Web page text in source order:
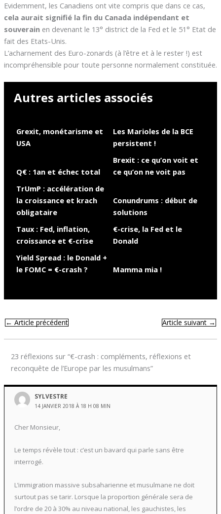
Evidemment, les Canadiens ont vite compris que dans ce cas,
cela aurait signifié la fin du Canada indépendant et
souverain en devenant le 13° district de la Fed et le 51° Etat de
fait des Etats-Unis.
L’acharnement des Euro-zonards (à l’être et à le rester !) est
incompréhensible pour toute personne normalement constituée.
Autres articles associés
Grexit, monétarisme et
USA
Les Marioles de la BCE
persistent !
Q€ : 1an et échec total
Brexit : ce qu’on voit et
ce qu’on ne voit pas
TrUmP : accélération de
la croissance et krach
obligataire
Conundrums : début de
solutions
Taux : Fed, inflation,
croissance et €-crise
€-crise, la Fed et le
Donald
Yield Spread : le Donald +
le FOMC = €-crash ?
Mamma mia !
← Article précédent Article suivant →
23 réflexions sur “€-crash : compléments, réflexions et
reconquête de l’Europe par les musulmans”
SYLVESTRE
14 JANVIER 2018 À 18 H 08 MIN
Cher Monsieur,
Le temps révèle tout : c’est un bavard qui parle sans être
interrogé.
L’immigration massive subsaharienne et musulmane ne doit
surtout pas se tarir. Lorsque la proportion générale sera de
l’ordre de 20 à 30% au niveau national, les gauchistes, les